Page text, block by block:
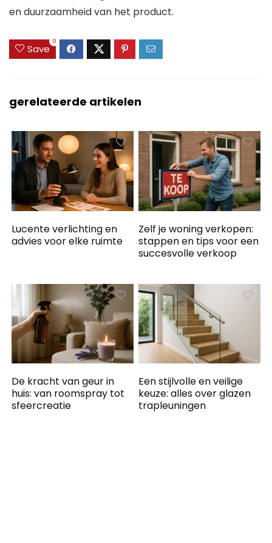
en duurzaamheid van het product.
Save
0
gerelateerde artikelen
Lucente verlichting en
advies voor elke ruimte
Zelf je woning verkopen:
stappen en tips voor een
succesvolle verkoop
De kracht van geur in
huis: van roomspray tot
sfeercreatie
Een stijlvolle en veilige
keuze: alles over glazen
trapleuningen